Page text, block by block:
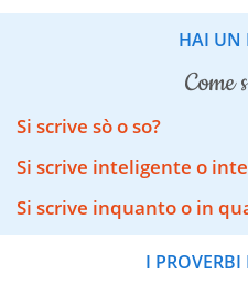
HAI UN
come
Si scrive sò o so?
Si scrive inteligente o
Si scrive inquanto o in
I